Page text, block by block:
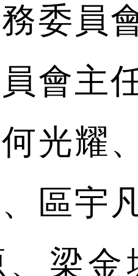
委員
會主
光耀
區宇
、梁